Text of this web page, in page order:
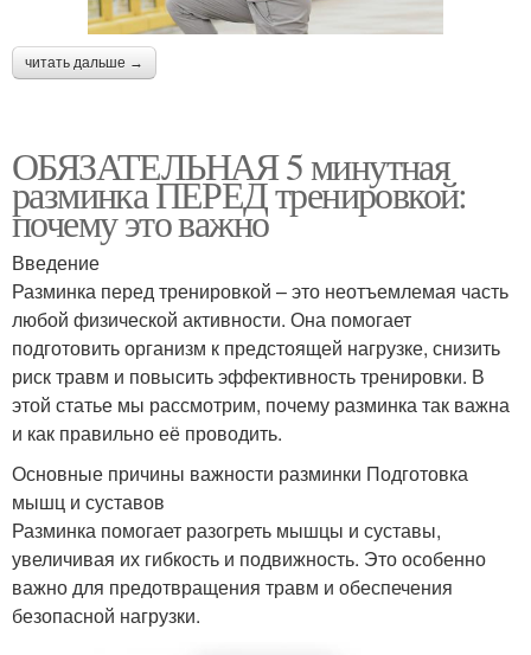
читать дальше →
ОБЯЗАТЕЛЬНАЯ 5 минутная
разминка ПЕРЕД тренировкой:
почему это важно
Введение
Разминка перед тренировкой – это неотъемлемая часть
любой физической активности. Она помогает
подготовить организм к предстоящей нагрузке, снизить
риск травм и повысить эффективность тренировки. В
этой статье мы рассмотрим, почему разминка так важна
и как правильно её проводить.
Основные причины важности разминки Подготовка
мышц и суставов
Разминка помогает разогреть мышцы и суставы,
увеличивая их гибкость и подвижность. Это особенно
важно для предотвращения травм и обеспечения
безопасной нагрузки.